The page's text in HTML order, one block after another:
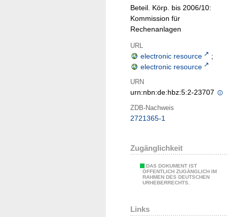
Beteil. Körp. bis 2006/10:
Kommission für
Rechenanlagen
URL
electronic resource
;
electronic resource
URN
urn:nbn:de:hbz:5:2-23707
ZDB-Nachweis
2721365-1
Zugänglichkeit
DAS DOKUMENT IST
ÖFFENTLICH ZUGÄNGLICH IM
RAHMEN DES DEUTSCHEN
URHEBERRECHTS.
Links